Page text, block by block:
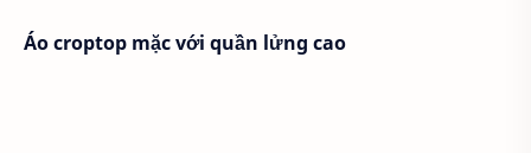
Áo croptop mặc với quần lửng cao